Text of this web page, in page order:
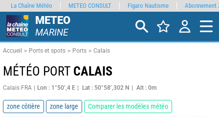
METEO
MARINE
Accueil Ports et spots Ports Calais
MÉTÉO PORT CALAIS
Calais FRA Lon : 1°50’,4 E Lat : 50°58’,302 N Alt : 0m
zone côtière zone large Comparer les modèles météo
La Chaîne Météo METEO CONSULT Figaro Nautisme Abonnement